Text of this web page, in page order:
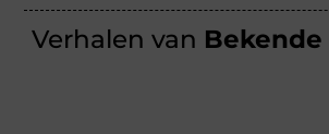
Verhalen van